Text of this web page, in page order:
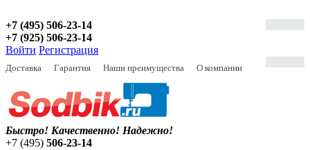
+7 (495) 506-23-14
+7 (925) 506-23-14
Войти Регистрация
Доставка Гарантия Наши преимущества О компании
Быстро! Качественно! Надежно!
+7 (495) 506-23-14